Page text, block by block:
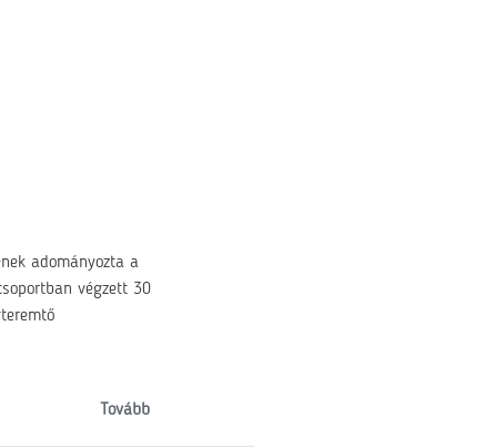
adományozta a
végzett 30
Tovább